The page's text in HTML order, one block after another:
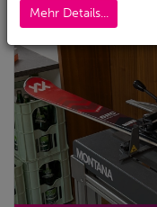
Mehr Details...